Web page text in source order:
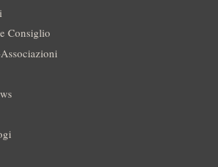
Consiglio